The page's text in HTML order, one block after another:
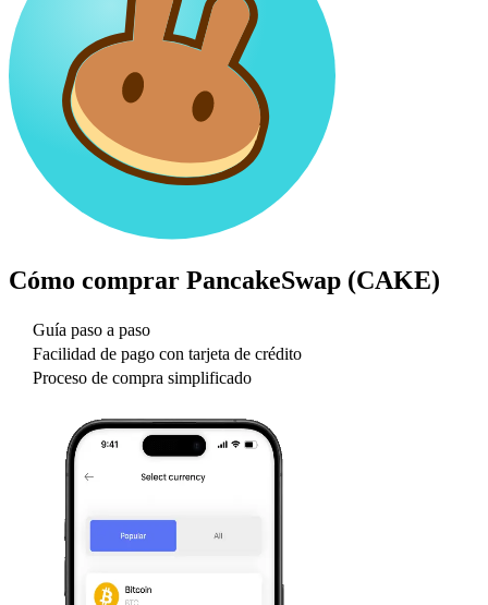
Cómo comprar PancakeSwap (CAKE)
Guía paso a paso
Facilidad de pago con tarjeta de crédito
Proceso de compra simplificado